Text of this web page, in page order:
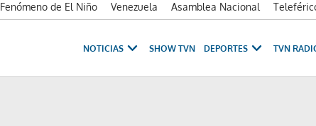
Fenómeno de El Niño Venezuela Asamblea Nacional
NOTICIAS SHOW TVN DEPORTES TVN